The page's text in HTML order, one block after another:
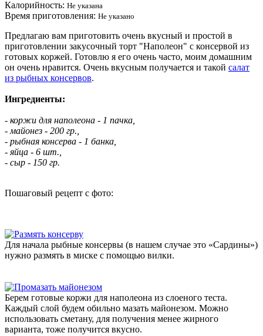
Калорийность: Не указана
Время приготовления: Не указано
Предлагаю вам приготовить очень вкусный и простой в
приготовлении закусочный торт "Наполеон" с консервой из
готовых коржей. Готовлю я его очень часто, моим домашним
он очень нравится. Очень вкусным получается и такой салат
из рыбных консервов.
Ингредиенты:
- коржи для наполеона - 1 пачка,
- майонез - 200 гр.,
- рыбная консерва - 1 банка,
- яйца - 6 шт.,
- сыр - 150 гр.
Пошаговый рецепт с фото:
Для начала рыбные консервы (в нашем случае это «Сардины»)
нужно размять в миске с помощью вилки.
Берем готовые коржи для наполеона из слоеного теста.
Каждый слой будем обильно мазать майонезом. Можно
использовать сметану, для получения менее жирного
варианта, тоже получится вкусно.